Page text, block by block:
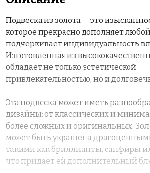
Подвеска из золота — это
которое прекрасно дополняет
подчеркивает индивидуальность
Изготовленная из
обладает не только эстетической
привлекательностью, но и
Эта подвеска может иметь
дизайны: от классических и
более сложных и оригинальных.
может быть украшена
такими как бриллианты, сапфиры
что придает ей дополнительный